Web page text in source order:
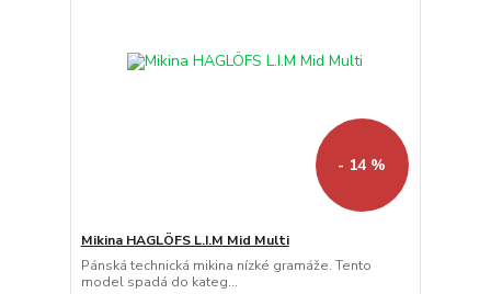
- 14 %
Mikina HAGLÖFS L.I.M Mid Multi
Pánská technická mikina nízké gramáže. Tento
model spadá do kateg...